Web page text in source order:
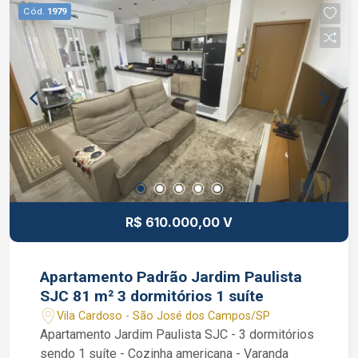
Cód. 1979
R$ 610.000,00 V
Apartamento Padrão Jardim Paulista
SJC 81 m² 3 dormitórios 1 suíte
Vila Cardoso - São José dos Campos/SP
Apartamento Jardim Paulista SJC - 3 dormitórios
sendo 1 suíte - Cozinha americana - Varanda